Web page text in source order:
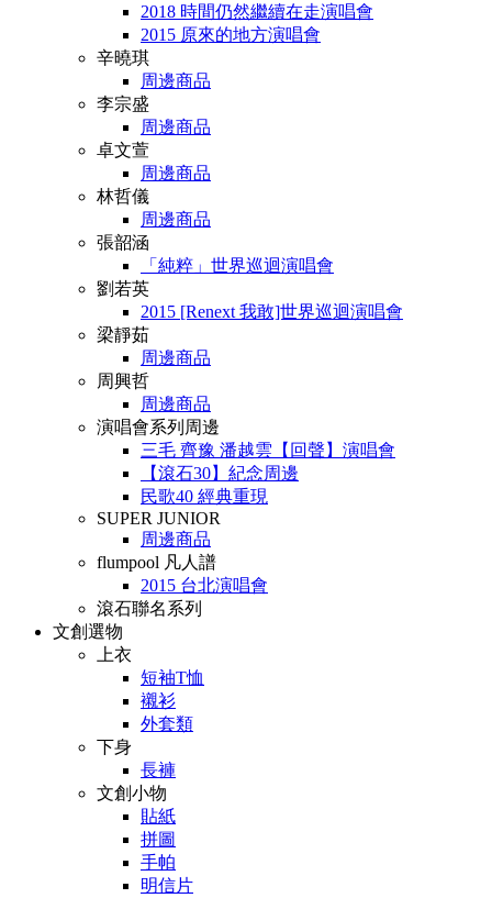
2018 時間仍然繼續在走演唱會
2015 原來的地方演唱會
辛曉琪
周邊商品
李宗盛
周邊商品
卓文萱
周邊商品
林哲儀
周邊商品
張韶涵
「純粹」世界巡迴演唱會
劉若英
2015 [Renext 我敢]世界巡迴演唱會
梁靜茹
周邊商品
周興哲
周邊商品
演唱會系列周邊
三毛 齊豫 潘越雲【回聲】演唱會
【滾石30】紀念周邊
民歌40 經典重現
SUPER JUNIOR
周邊商品
flumpool 凡人譜
2015 台北演唱會
滾石聯名系列
文創選物
上衣
短袖T恤
襯衫
外套類
下身
長褲
文創小物
貼紙
拼圖
手帕
明信片